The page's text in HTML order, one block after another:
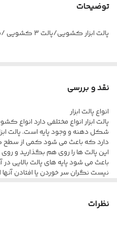
توضیحات
پالت ابزار کشویی/پالت 3 کشویی /مواد نو / رنگبند: ابی - قرمز
نقد و بررسی
انواع پالت ابزار
پالت ابزار انواع مختلفی دارد انواع
شکل دهنه و وجود پایه است. پالت
دارد که باعث می شود کمی از سطح
این پالت ها را روی هم بگذارید و
باعث می شود پایه های پالت بالایی
نیست نگران سر خوردن یا افتادن
پالت ابزار پایه دار در سایزهای مختلف
نظرات